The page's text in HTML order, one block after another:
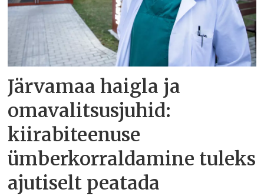
Järvamaa haigla ja
omavalitsusjuhid:
kiirabiteenuse
ümberkorraldamine tuleks
ajutiselt peatada